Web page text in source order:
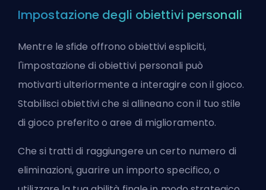
Impostazione degli obiettivi personali
Mentre le sfide offrono obiettivi espliciti,
l'impostazione di obiettivi personali può
motivarti ulteriormente a interagire con il gioco.
Stabilisci obiettivi che si allineano con il tuo stile
di gioco preferito o aree di miglioramento.
Che si tratti di raggiungere un certo numero di
eliminazioni, guarire un importo specifico, o